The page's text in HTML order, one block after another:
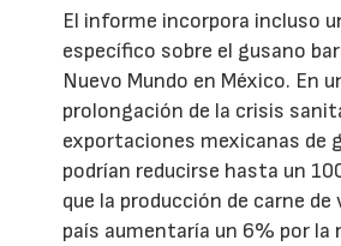
El informe incorpora incluso
específico sobre el gusano
Nuevo Mundo en México. En
prolongación de la crisis
exportaciones mexicanas de
podrían reducirse hasta un
que la producción de carne de
país aumentaría un 6% por la